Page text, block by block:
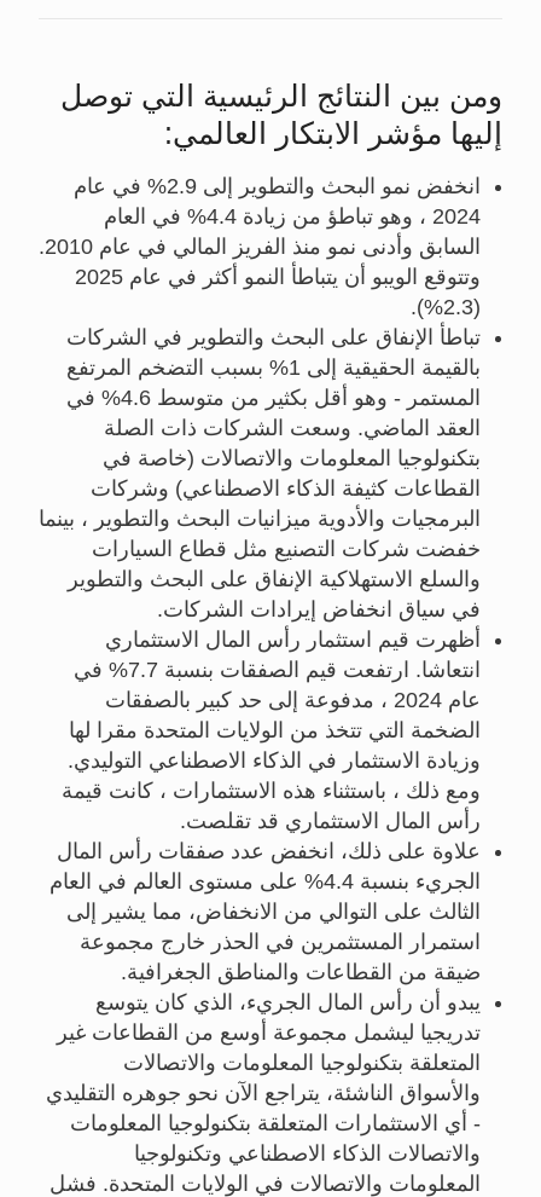
ومن بين النتائج الرئيسية التي توصل
إليها مؤشر الابتكار العالمي:
انخفض نمو البحث والتطوير إلى 2.9% في عام
2024 ، وهو تباطؤ من زيادة 4.4% في العام
السابق وأدنى نمو منذ الفريز المالي في عام 2010.
وتتوقع الويبو أن يتباطأ النمو أكثر في عام 2025
(2.3%).
تباطأ الإنفاق على البحث والتطوير في الشركات
بالقيمة الحقيقية إلى 1% بسبب التضخم المرتفع
المستمر - وهو أقل بكثير من متوسط 4.6% في
العقد الماضي. وسعت الشركات ذات الصلة
بتكنولوجيا المعلومات والاتصالات (خاصة في
القطاعات كثيفة الذكاء الاصطناعي) وشركات
البرمجيات والأدوية ميزانيات البحث والتطوير ، بينما
خفضت شركات التصنيع مثل قطاع السيارات
والسلع الاستهلاكية الإنفاق على البحث والتطوير
في سياق انخفاض إيرادات الشركات.
أظهرت قيم استثمار رأس المال الاستثماري
انتعاشا. ارتفعت قيم الصفقات بنسبة 7.7% في
عام 2024 ، مدفوعة إلى حد كبير بالصفقات
الضخمة التي تتخذ من الولايات المتحدة مقرا لها
وزيادة الاستثمار في الذكاء الاصطناعي التوليدي.
ومع ذلك ، باستثناء هذه الاستثمارات ، كانت قيمة
رأس المال الاستثماري قد تقلصت.
علاوة على ذلك، انخفض عدد صفقات رأس المال
الجريء بنسبة 4.4% على مستوى العالم في العام
الثالث على التوالي من الانخفاض، مما يشير إلى
استمرار المستثمرين في الحذر خارج مجموعة
ضيقة من القطاعات والمناطق الجغرافية.
يبدو أن رأس المال الجريء، الذي كان يتوسع
تدريجيا ليشمل مجموعة أوسع من القطاعات غير
المتعلقة بتكنولوجيا المعلومات والاتصالات
والأسواق الناشئة، يتراجع الآن نحو جوهره التقليدي
- أي الاستثمارات المتعلقة بتكنولوجيا المعلومات
والاتصالات الذكاء الاصطناعي وتكنولوجيا
المعلومات والاتصالات في الولايات المتحدة. فشل